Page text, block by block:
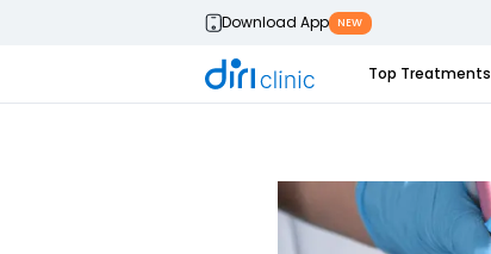
Download App NEW
Top Treatments